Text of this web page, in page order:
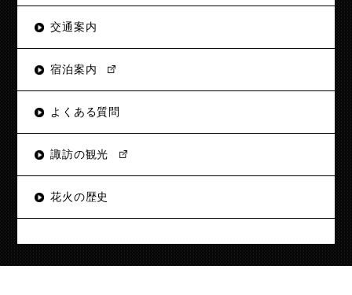
交通案内
宿泊案内
よくある質問
諏訪の観光
花火の歴史